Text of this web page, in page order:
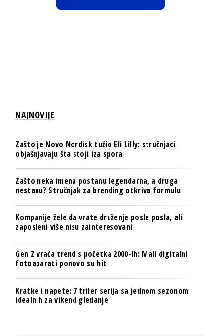
NAJNOVIJE
Zašto je Novo Nordisk tužio Eli Lilly: stručnjaci
objašnjavaju šta stoji iza spora
Zašto neka imena postanu legendarna, a druga
nestanu? Stručnjak za brending otkriva formulu
Kompanije žele da vrate druženje posle posla, ali
zaposleni više nisu zainteresovani
Gen Z vraća trend s početka 2000-ih: Mali digitalni
fotoaparati ponovo su hit
Kratke i napete: 7 triler serija sa jednom sezonom
idealnih za vikend gledanje